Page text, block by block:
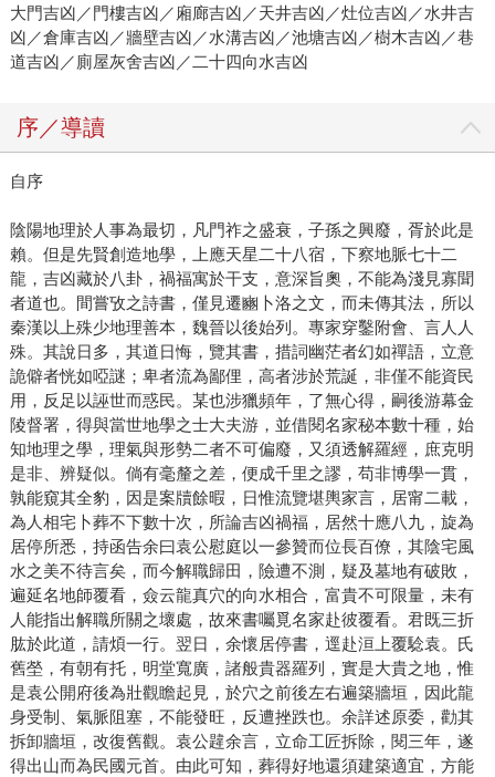
大門吉凶／門樓吉凶／廂廊吉凶／天井吉凶／灶位吉凶／水井吉
凶／倉庫吉凶／牆壁吉凶／水溝吉凶／池塘吉凶／樹木吉凶／巷
道吉凶／廁屋灰舍吉凶／二十四向水吉凶
序／導讀
自序
陰陽地理於人事為最切，凡門祚之盛衰，子孫之興廢，胥於此是
賴。但是先賢創造地學，上應天星二十八宿，下察地脈七十二
龍，吉凶藏於八卦，禍福寓於干支，意深旨奧，不能為淺見寡聞
者道也。間嘗攷之詩書，僅見遷豳卜洛之文，而未傳其法，所以
秦漢以上殊少地理善本，魏晉以後始列。專家穿鑿附會、言人人
殊。其說日多，其道日悔，覽其書，措詞幽茫者幻如禪語，立意
詭僻者恍如啞謎；卑者流為鄙俚，高者涉於荒誕，非僅不能資民
用，反足以誣世而惑民。某也涉獵頻年，了無心得，嗣後游幕金
陵督署，得與當世地學之士大夫游，並借閱名家秘本數十種，始
知地理之學，理氣與形勢二者不可偏廢，又須透解羅經，庶克明
是非、辨疑似。倘有毫釐之差，便成千里之謬，苟非博學一貫，
孰能窺其全豹，因是案牘餘暇，日惟流覽堪輿家言，居甯二載，
為人相宅卜葬不下數十次，所論吉凶禍福，居然十應八九，旋為
居停所悉，持函告余曰袁公慰庭以一參贊而位長百僚，其陰宅風
水之美不待言矣，而今解職歸田，險遭不測，疑及墓地有破敗，
遍延名地師覆看，僉云龍真穴的向水相合，富貴不可限量，未有
人能指出解職所關之壞處，故來書囑覓名家赴彼覆看。君既三折
肱於此道，請煩一行。翌日，余懷居停書，逕赴洹上覆騐袁。氏
舊塋，有朝有托，明堂寬廣，諸般貴器羅列，實是大貴之地，惟
是袁公開府後為壯觀瞻起見，於穴之前後左右遍築牆垣，因此龍
身受制、氣脈阻塞，不能發旺，反遭挫跌也。余詳述原委，勸其
拆卸牆垣，改復舊觀。袁公韙余言，立命工匠拆除，閱三年，遂
得出山而為民國元首。由此可知，葬得好地還須建築適宜，方能